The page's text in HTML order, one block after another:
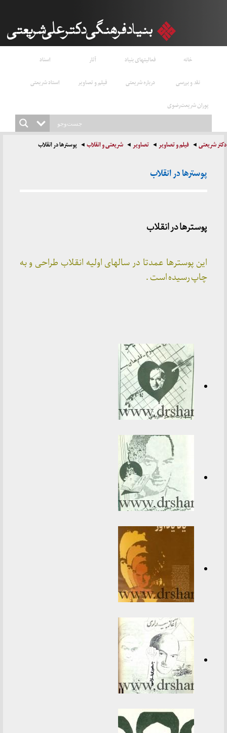
خانه فعالیتهای بنیاد آثار
اسناد
نقد و بررسی
درباره شریعتی فیلم و تصاویر
استاد شریعتی
پوران شریعت‌رضوی
دکتر شریعتی فیلم و تصاویر تصاویر شریعتی و انقلاب پوسترها در انقلاب
پوسترها در انقلاب
پوسترها در انقلاب
این پوسترها عمدتا در سالهای اولیه انقلاب طراحی و به
چاپ رسیده است .